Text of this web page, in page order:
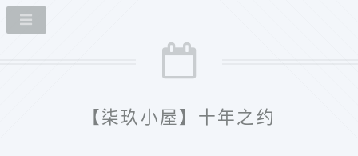
【柒玖小屋】十年之约